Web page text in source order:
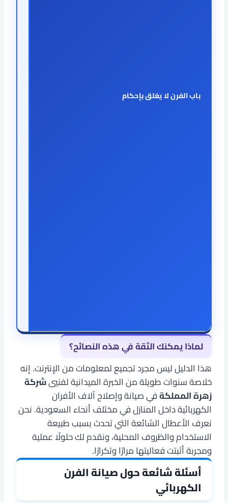
باب الفرن لا يغلق بإحكام
لماذا يمكنك الثقة في هذه النصائح؟
هذا الدليل ليس مجرد تجميع لمعلومات من الإنترنت. إنه
خلاصة سنوات طويلة من الخبرة الميدانية لفنييشركة
زهرة المملكةفي صيانة وإصلاح آلاف الأفران
الكهربائية داخل المنازل في مختلف أنحاء السعودية. نحن
نعرف الأعطال الشائعة التي تحدث بسبب طبيعة
الاستخدام والظروف المحلية، ونقدم لك حلولًا عملية
ومجربة أثبتت فعاليتها مرارًا وتكرارًا.
أسئلة شائعة حول صيانة الفرن
الكهربائي